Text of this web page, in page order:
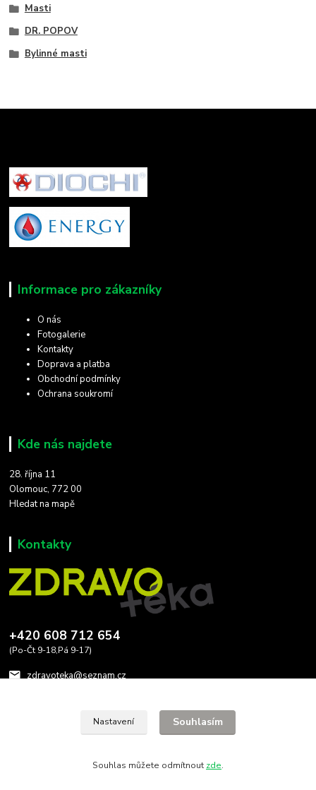
Masti
DR. POPOV
Bylinné masti
Informace pro zákazníky
O nás
Fotogalerie
Kontakty
Doprava a platba
Obchodní podmínky
Ochrana soukromí
Kde nás najdete
28. října 11
Olomouc, 772 00
Hledat na mapě
Kontakty
+420 608 712 654
(Po-Čt 9-18,Pá 9-17)
zdravoteka@seznam.cz
Nastavení Souhlasím
Souhlas můžete odmítnout zde.